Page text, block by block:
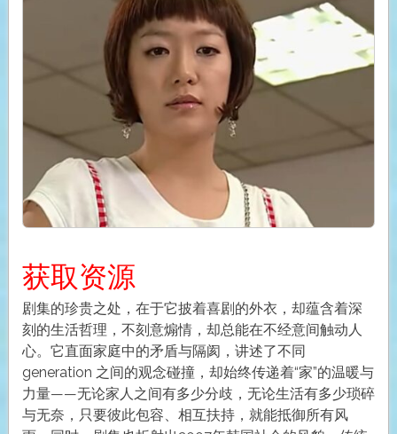
获取资源
剧集的珍贵之处，在于它披着喜剧的外衣，却蕴含着深
刻的生活哲理，不刻意煽情，却总能在不经意间触动人
心。它直面家庭中的矛盾与隔阂，讲述了不同
generation 之间的观念碰撞，却始终传递着“家”的温暖与
力量——无论家人之间有多少分歧，无论生活有多少琐碎
与无奈，只要彼此包容、相互扶持，就能抵御所有风